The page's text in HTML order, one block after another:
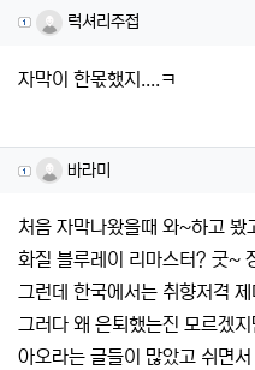
럭셔리주접님의 댓
럭셔리주접
자막이 한몫했지....ㅋ
바라미님의 댓글
바라미
처음 자막나왔을때 와~하고 봤
화질 블루레이 리마스터? 굿~
그런데 한국에서는 취향저격
그러다 왜 은퇴했는진 모르겠
아오라는 글들이 많았고 쉬면